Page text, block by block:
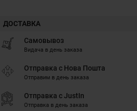
ДОСТАВКА
Самовывоз
Видача в день заказа
Отправка с Нова Пошта
Отправим в день заказа
Отправка с JustIn
Отправка в день заказа